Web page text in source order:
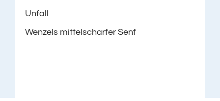
Unfall
Wenzels mittelscharfer Senf